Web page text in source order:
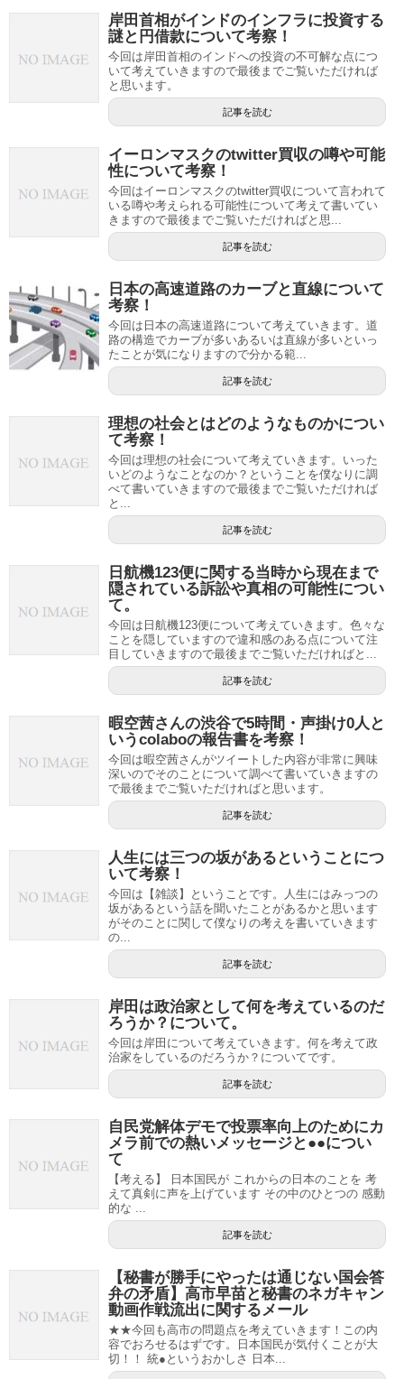
岸田首相がインドのインフラに投資する
謎と円借款について考察！
今回は岸田首相のインドへの投資の不可解な点につ
いて考えていきますので最後までご覧いただければ
と思います。
記事を読む
イーロンマスクのtwitter買収の噂や可能
性について考察！
今回はイーロンマスクのtwitter買収について言われて
いる噂や考えられる可能性について考えて書いてい
きますので最後までご覧いただければと思...
記事を読む
日本の高速道路のカーブと直線について
考察！
今回は日本の高速道路について考えていきます。道
路の構造でカーブが多いあるいは直線が多いといっ
たことが気になりますので分かる範...
記事を読む
理想の社会とはどのようなものかについ
て考察！
今回は理想の社会について考えていきます。いった
いどのようなことなのか？ということを僕なりに調
べて書いていきますので最後までご覧いただければ
と...
記事を読む
日航機123便に関する当時から現在まで
隠されている訴訟や真相の可能性につい
て。
今回は日航機123便について考えていきます。色々な
ことを隠していますので違和感のある点について注
目していきますので最後までご覧いただければと...
記事を読む
暇空茜さんの渋谷で5時間・声掛け0人と
いうcolaboの報告書を考察！
今回は暇空茜さんがツイートした内容が非常に興味
深いのでそのことについて調べて書いていきますの
で最後までご覧いただければと思います。
記事を読む
人生には三つの坂があるということにつ
いて考察！
今回は【雑談】ということです。人生にはみっつの
坂があるという話を聞いたことがあるかと思います
がそのことに関して僕なりの考えを書いていきます
の...
記事を読む
岸田は政治家として何を考えているのだ
ろうか？について。
今回は岸田について考えていきます。何を考えて政
治家をしているのだろうか？についてです。
記事を読む
自民党解体デモで投票率向上のためにカ
メラ前での熱いメッセージと●●につい
て
【考える】 日本国民が これからの日本のことを 考
えて真剣に声を上げています その中のひとつの 感動
的な ...
記事を読む
【秘書が勝手にやったは通じない国会答
弁の矛盾】高市早苗と秘書のネガキャン
動画作戦流出に関するメール
★★今回も高市の問題点を考えていきます！この内
容でおろせるはずです。日本国民が気付くことが大
切！！ 統●というおかしさ 日本...